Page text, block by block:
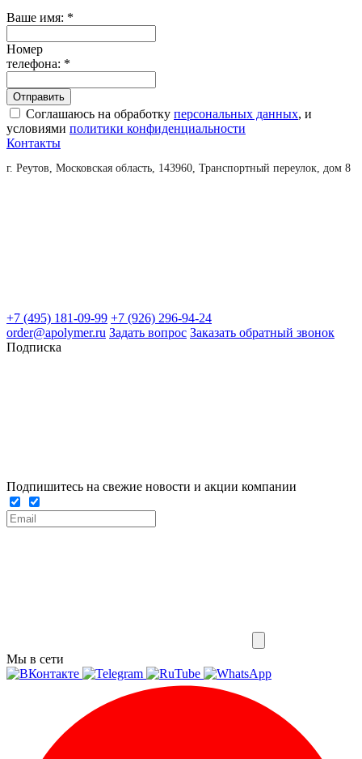
Ваше имя: *
Номер
телефона: *
Соглашаюсь на обработку персональных данных, и
условиями политики конфиденциальности
Контакты
г. Реутов, Московская область, 143960, Транспортный переулок, дом 8
+7 (495) 181-09-99 +7 (926) 296-94-24
order@apolymer.ru Задать вопрос Заказать обратный звонок
Подписка
Подпишитесь на свежие новости и акции компании
Мы в сети